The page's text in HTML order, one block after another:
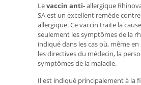
Levaccin anti-allergique
SA est un excellent remède
allergique. Ce vaccin traite la
seulement les symptômes de la
indiqué dans les cas où, même
les directives du médecin, la
symptômes de la maladie.
Il est indiqué principalement à la